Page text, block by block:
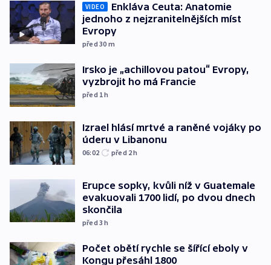
VIDEO
Enkláva Ceuta: Anatomie
jednoho z nejzranitelnějších míst
Evropy
před 30 m
Irsko je „achillovou patou“ Evropy,
vyzbrojit ho má Francie
před 1h
Izrael hlásí mrtvé a raněné vojáky po
úderu v Libanonu
06:02 před 2h
Erupce sopky, kvůli níž v Guatemale
evakuovali 1700 lidí, po dvou dnech
skončila
před 3h
Počet obětí rychle se šířící eboly v
Kongu přesáhl 1800